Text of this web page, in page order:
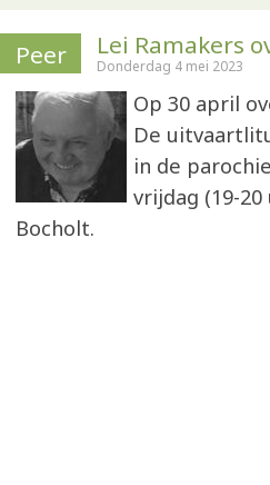
Peer Lei Ramakers
Donderdag 4 mei 2023
Op 30 april
De
in de
vrijdag (19-
Bocholt.